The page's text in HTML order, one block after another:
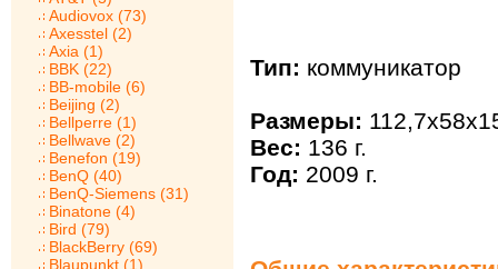
Audiovox (73)
Axesstel (2)
Axia (1)
BBK (22)
BB-mobile (6)
Beijing (2)
Bellperre (1)
Bellwave (2)
Benefon (19)
BenQ (40)
BenQ-Siemens (31)
Binatone (4)
Bird (79)
BlackBerry (69)
Blaupunkt (1)
Тип: коммуникатор
Размеры:
Вес: 136 г.
Год: 2009 г.